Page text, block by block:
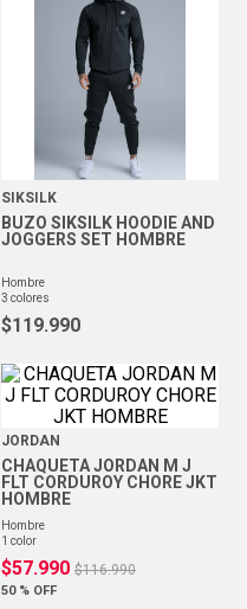
SIKSILK
BUZO SIKSILK HOODIE AND
JOGGERS SET HOMBRE
hombre
3 colores
$119.990
JORDAN
CHAQUETA JORDAN M J
FLT CORDUROY CHORE JKT
HOMBRE
hombre
1 color
$57.990 $116.990
50 % OFF